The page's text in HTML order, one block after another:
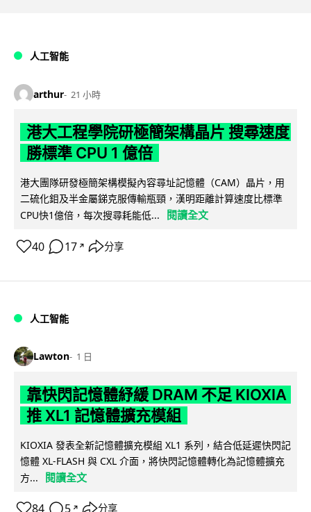
人工智能
arthur 21 小時
港大工程學院研極簡架構晶片 搜尋速度
勝標準 CPU 1 億倍
港大團隊研發極簡架構模擬內容尋址記憶體（CAM）晶片，用
二硫化鉬及半金屬銻克服傳輸瓶頸，漢明距離計算速度比標準
CPU快1億倍，每次搜尋耗能低...
閱讀全文
40 17 ↗ 分享
人工智能
Lawton 1 日
靠快閃記憶體紓緩 DRAM 不足 KIOXIA
推 XL1 記憶體擴充模組
KIOXIA 發表全新記憶體擴充模組 XL1 系列，結合低延遲快閃記
憶體 XL-FLASH 與 CXL 介面，將快閃記憶體轉化為記憶體擴充
方...
閱讀全文
84 5 ↗ 分享